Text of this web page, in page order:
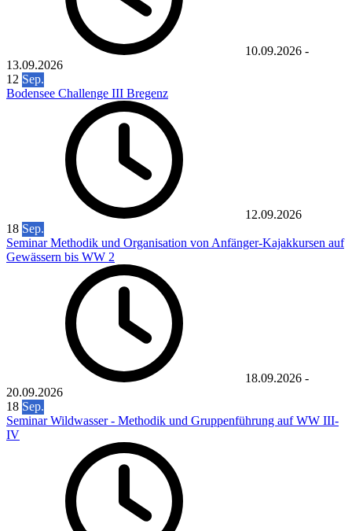
10.09.2026 -
13.09.2026
12 Sep.
Bodensee Challenge III Bregenz
12.09.2026
18 Sep.
Seminar Methodik und Organisation von Anfänger-Kajakkursen auf
Gewässern bis WW 2
18.09.2026 -
20.09.2026
18 Sep.
Seminar Wildwasser - Methodik und Gruppenführung auf WW III-
IV